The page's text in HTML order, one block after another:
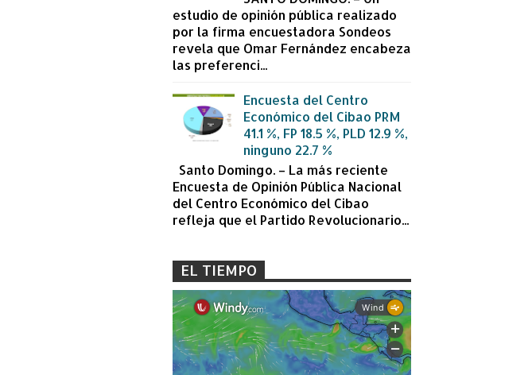
estudio de opinión pública realizado
por la firma encuestadora Sondeos
revela que Omar Fernández encabeza
las preferenci...
Encuesta del Centro
Económico del Cibao PRM
41.1 %, FP 18.5 %, PLD 12.9 %,
ninguno 22.7 %
Santo Domingo. – La más reciente
Encuesta de Opinión Pública Nacional
del Centro Económico del Cibao
refleja que el Partido Revolucionario...
EL TIEMPO